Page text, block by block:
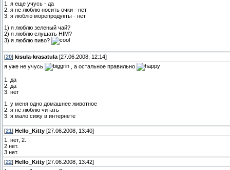
1. я еще учусь - да
2. я не люблю носить очки - нет
3. я люблю морепродукты - нет
1) я люблю зеленый чай?
2) я люблю слушать HIM?
3) я люблю пиво?
[20] kisula-krasatula [27.06.2008, 12:14]
я уже не учусь
, а остальное правильно
1. да
2. да
3. нет
1. у меня одно домашнее животное
2. я не люблю читать
3. я мало сижу в интернете
[21 ] Hello_Kitty [27.06.2008, 13:40]
1. нет, 2.
2.нет.
3.нет.
[22] Hello_Kitty [27.06.2008, 13:42]